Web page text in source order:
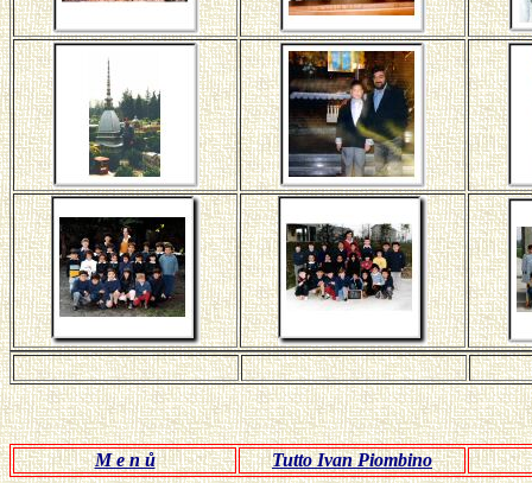
M e n ů Tutto Ivan Piombino